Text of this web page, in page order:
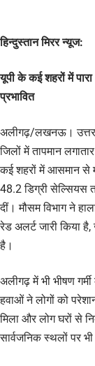
हिन्दुस्तान मिरर न्यूज:
यूपी के कई शहरों में
प्रभावित
अलीगढ़/लखनऊ। उत्तर
जिलों में तापमान
कई शहरों में आसमान से
48.2 डिग्री सेल्सियस
दीं। मौसम विभाग ने
रेड अलर्ट जारी किया
है।
अलीगढ़ में भी भीषण
हवाओं ने लोगों को
मिला और लोग घरों से
सार्वजनिक स्थलों पर